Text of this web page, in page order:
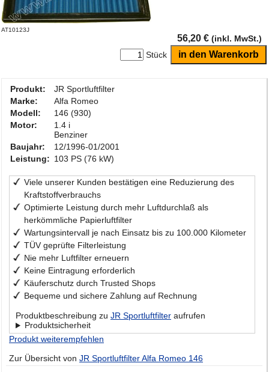
AT10123J
56,20 € (inkl. MwSt.)
Stück
Produkt:
JR Sportluftfilter
Marke:
Alfa Romeo
Modell:
146 (930)
Motor:
1.4 i
Benziner
Baujahr:
12/1996-01/2001
Leistung: 103 PS (76 kW)
Viele unserer Kunden bestätigen eine Reduzierung des
Kraftstoffverbrauchs
Optimierte Leistung durch mehr Luftdurchlaß als
herkömmliche Papierluftfilter
Wartungsintervall je nach Einsatz bis zu 100.000 Kilometer
TÜV geprüfte Filterleistung
Nie mehr Luftfilter erneuern
Keine Eintragung erforderlich
Käuferschutz durch Trusted Shops
Bequeme und sichere Zahlung auf Rechnung
Produktbeschreibung zu JR Sportluftfilter aufrufen
Produktsicherheit
Produkt weiterempfehlen
Zur Übersicht von JR Sportluftfilter Alfa Romeo 146